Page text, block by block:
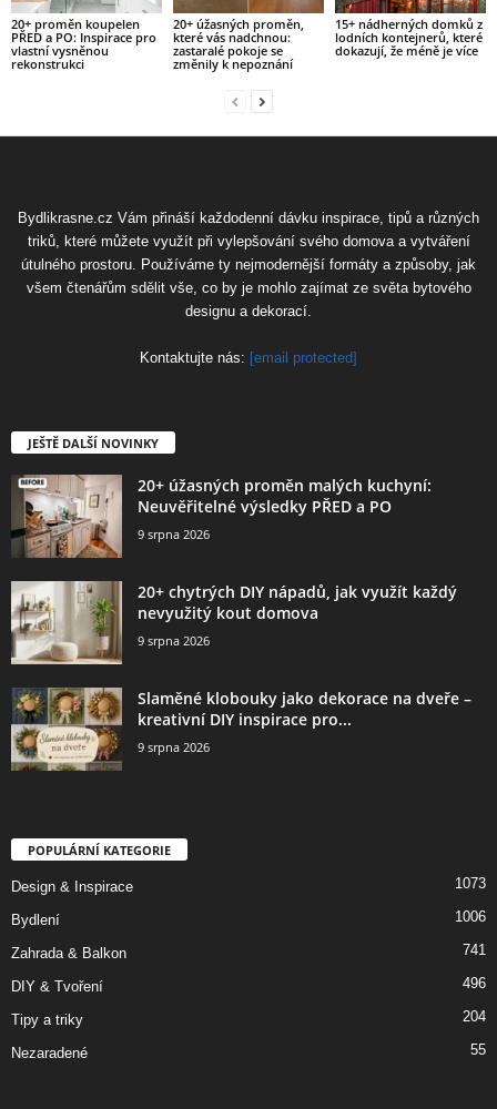
20+ proměn koupelen
PŘED a PO: Inspirace pro
vlastní vysněnou
rekonstrukci
20+ úžasných proměn,
které vás nadchnou:
zastaralé pokoje se
změnily k nepoznání
15+ nádherných domků z
lodních kontejnerů, které
dokazují, že méně je více
Bydlikrasne.cz Vám přináší každodenní dávku inspirace, tipů a různých
triků, které můžete využít při vylepšování svého domova a vytváření
útulného prostoru. Používáme ty nejmodernější formáty a způsoby, jak
všem čtenářům sdělit vše, co by je mohlo zajímat ze světa bytového
designu a dekorací.
Kontaktujte nás: [email protected]
JEŠTĚ DALŠÍ NOVINKY
20+ úžasných proměn malých kuchyní:
Neuvěřitelné výsledky PŘED a PO
9 srpna 2026
20+ chytrých DIY nápadů, jak využít každý
nevyužitý kout domova
9 srpna 2026
Slaměné klobouky jako dekorace na dveře –
kreativní DIY inspirace pro...
9 srpna 2026
POPULÁRNÍ KATEGORIE
Design & Inspirace 1073
Bydlení 1006
Zahrada & Balkon 741
DIY & Tvoření 496
Tipy a triky 204
Nezaradené 55